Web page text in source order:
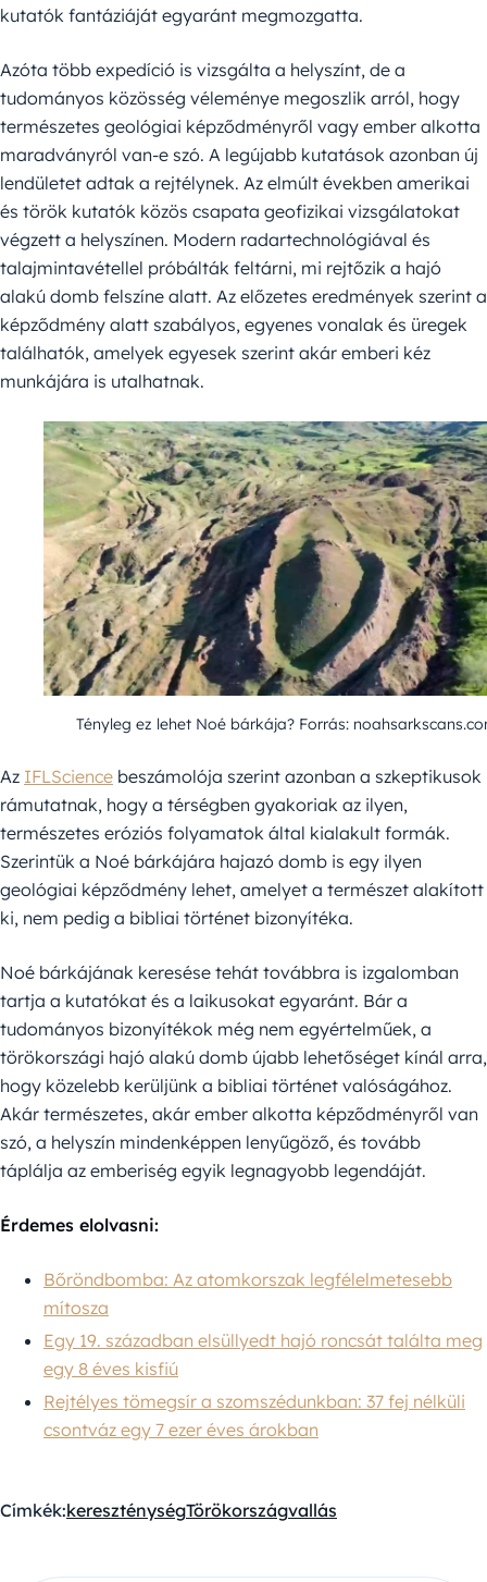
kutatók fantáziáját egyaránt megmozgatta.
Azóta több expedíció is vizsgálta a helyszínt, de a
tudományos közösség véleménye megoszlik arról, hogy
természetes geológiai képződményről vagy ember alkotta
maradványról van-e szó. A legújabb kutatások azonban új
lendületet adtak a rejtélynek. Az elmúlt években amerikai
és török kutatók közös csapata geofizikai vizsgálatokat
végzett a helyszínen. Modern radartechnológiával és
talajmintavétellel próbálták feltárni, mi rejtőzik a hajó
alakú domb felszíne alatt. Az előzetes eredmények szerint a
képződmény alatt szabályos, egyenes vonalak és üregek
találhatók, amelyek egyesek szerint akár emberi kéz
munkájára is utalhatnak.
Tényleg ez lehet Noé bárkája? Forrás:
Az IFLScience beszámolója szerint azonban a szkeptikusok
rámutatnak, hogy a térségben gyakoriak az ilyen,
természetes eróziós folyamatok által kialakult formák.
Szerintük a Noé bárkájára hajazó domb is egy ilyen
geológiai képződmény lehet, amelyet a természet alakított
ki, nem pedig a bibliai történet bizonyítéka.
Noé bárkájának keresése tehát továbbra is izgalomban
tartja a kutatókat és a laikusokat egyaránt. Bár a
tudományos bizonyítékok még nem egyértelműek, a
törökországi hajó alakú domb újabb lehetőséget kínál arra,
hogy közelebb kerüljünk a bibliai történet valóságához.
Akár természetes, akár ember alkotta képződményről van
szó, a helyszín mindenképpen lenyűgöző, és tovább
táplálja az emberiség egyik legnagyobb legendáját.
Érdemes elolvasni:
Bőröndbomba: Az atomkorszak legfélelmetesebb
mítosza
Egy 19. században elsüllyedt hajó roncsát találta meg
egy 8 éves kisfiú
Rejtélyes tömegsír a szomszédunkban: 37 fej nélküli
csontváz egy 7 ezer éves árokban
Címkék:kereszténységTörökországvallás